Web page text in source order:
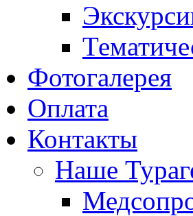
Фотогалерея
Оплата
Контакты
Наше